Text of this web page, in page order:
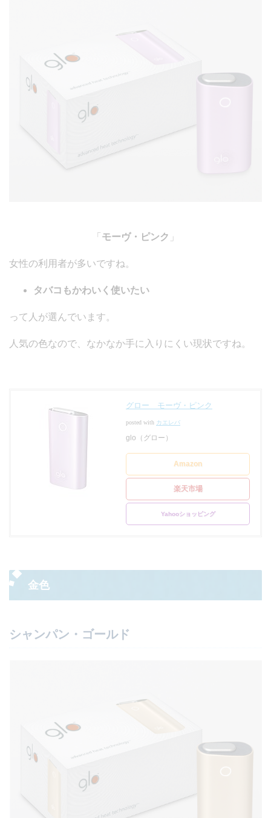
「 モーヴ・ピンク 」
女性の利用者が多いですね。
タバコもかわいく使いたい
って人が選んでいます。
人気の色なので、なかなか手に入りにくい現状ですね。
グロー モーヴ・ピンク
posted with カエレバ
glo（グロー）
Amazon
楽天市場
Yahooショッピング
金色
シャンパン・ゴールド